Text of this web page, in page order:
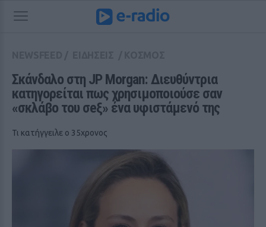
Σκάνδαλο στη JP Morgan: Διευθύντρια
κατηγορείται πως χρησιμοποιούσε σαν
«σκλάβο του σeξ» ένα υφιστάμενό της
Τι κατήγγειλε ο 35χρονος